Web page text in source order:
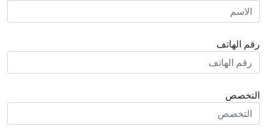
رقم الهاتف
التخصص